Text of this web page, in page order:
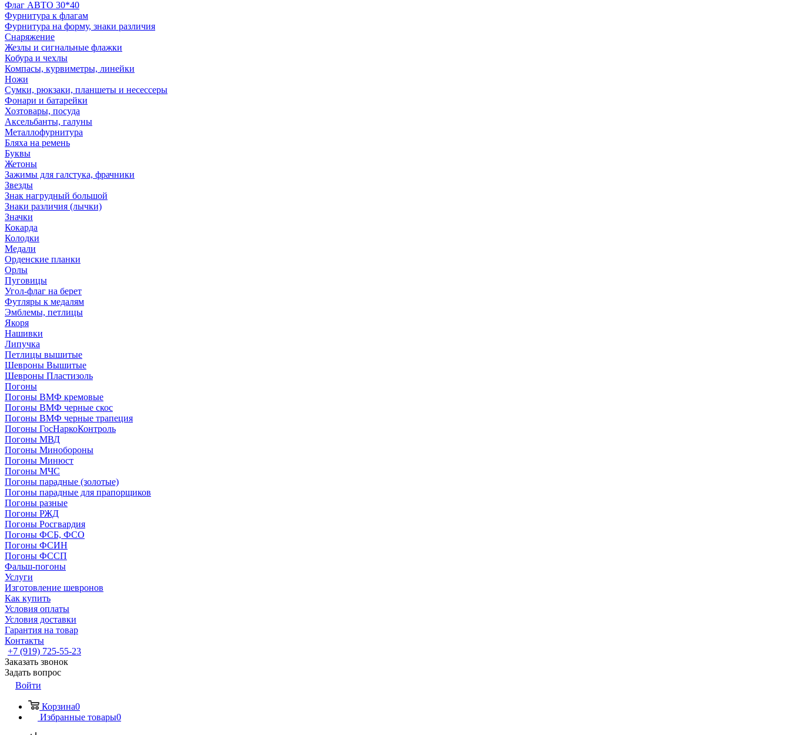
Флаг АВТО 30*40
Фурнитура к флагам
Фурнитура на форму, знаки различия
Снаряжение
Жезлы и сигнальные флажки
Кобура и чехлы
Компасы, курвиметры, линейки
Ножи
Сумки, рюкзаки, планшеты и несессеры
Фонари и батарейки
Хозтовары, посуда
Аксельбанты, галуны
Металлофурнитура
Бляха на ремень
Буквы
Жетоны
Зажимы для галстука, фрачники
Звезды
Знак нагрудный большой
Знаки различия (лычки)
Значки
Кокарда
Колодки
Медали
Орденские планки
Орлы
Пуговицы
Угол-флаг на берет
Футляры к медалям
Эмблемы, петлицы
Якоря
Нашивки
Липучка
Петлицы вышитые
Шевроны Вышитые
Шевроны Пластизоль
Погоны
Погоны ВМФ кремовые
Погоны ВМФ черные скос
Погоны ВМФ черные трапеция
Погоны ГосНаркоКонтроль
Погоны МВД
Погоны Минобороны
Погоны Минюст
Погоны МЧС
Погоны парадные (золотые)
Погоны парадные для прапорщиков
Погоны разные
Погоны РЖД
Погоны Росгвардия
Погоны ФСБ, ФСО
Погоны ФСИН
Погоны ФССП
Фальш-погоны
Услуги
Изготовление шевронов
Как купить
Условия оплаты
Условия доставки
Гарантия на товар
Контакты
+7 (919) 725-55-23
Заказать звонок
Задать вопрос
Войти
Корзина0
Избранные товары0